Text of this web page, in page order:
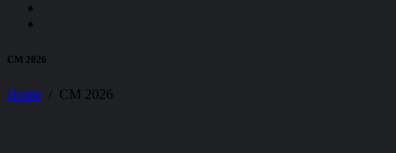
CM 2026
Home CM 2026